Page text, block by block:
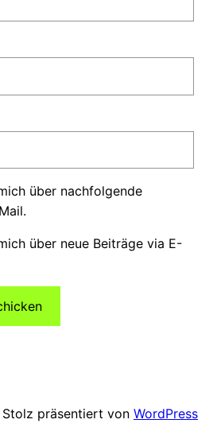
über nachfolgende
über neue Beiträge via E-
Stolz präsentiert von WordPress